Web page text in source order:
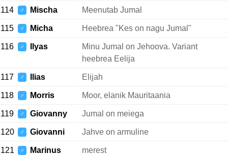
114 ♂ Mischa Meenutab Jumal
115 ♂ Micha Heebrea "Kes on nagu Jumal"
116 ♂ Ilyas
Minu Jumal on Jehoova. Variant
heebrea Eelija
117 ♂ Ilias Elijah
118 ♂ Morris Moor, elanik Mauritaania
119 ♂ Giovanny Jumal on meiega
120 ♂ Giovanni Jahve on armuline
121 ♂ Marinus merest